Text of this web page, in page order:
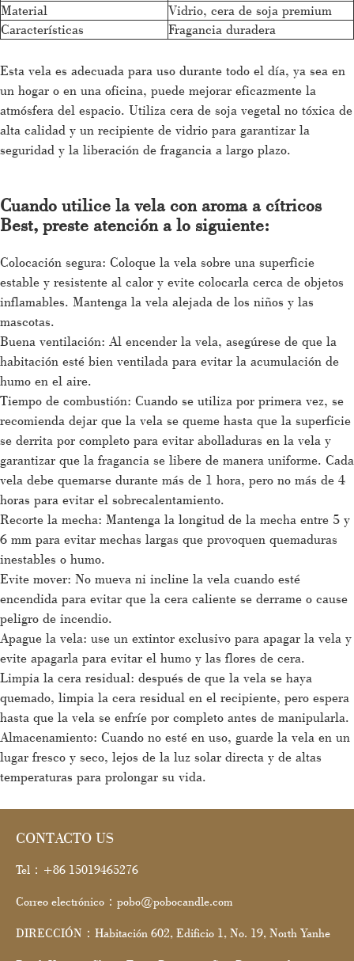
Material
Vidrio, cera de soja premium
Características
Fragancia duradera
Esta vela es adecuada para uso durante todo el día, ya sea en
un hogar o en una oficina, puede mejorar eficazmente la
atmósfera del espacio. Utiliza cera de soja vegetal no tóxica de
alta calidad y un recipiente de vidrio para garantizar la
seguridad y la liberación de fragancia a largo plazo.
Cuando utilice la vela con aroma a cítricos
Best, preste atención a lo siguiente:
Colocación segura: Coloque la vela sobre una superficie
estable y resistente al calor y evite colocarla cerca de objetos
inflamables. Mantenga la vela alejada de los niños y las
mascotas.
Buena ventilación: Al encender la vela, asegúrese de que la
habitación esté bien ventilada para evitar la acumulación de
humo en el aire.
Tiempo de combustión: Cuando se utiliza por primera vez, se
recomienda dejar que la vela se queme hasta que la superficie
se derrita por completo para evitar abolladuras en la vela y
garantizar que la fragancia se libere de manera uniforme. Cada
vela debe quemarse durante más de 1 hora, pero no más de 4
horas para evitar el sobrecalentamiento.
Recorte la mecha: Mantenga la longitud de la mecha entre 5 y
6 mm para evitar mechas largas que provoquen quemaduras
inestables o humo.
Evite mover: No mueva ni incline la vela cuando esté
encendida para evitar que la cera caliente se derrame o cause
peligro de incendio.
Apague la vela: use un extintor exclusivo para apagar la vela y
evite apagarla para evitar el humo y las flores de cera.
Limpia la cera residual: después de que la vela se haya
quemado, limpia la cera residual en el recipiente, pero espera
hasta que la vela se enfríe por completo antes de manipularla.
Almacenamiento: Cuando no esté en uso, guarde la vela en un
lugar fresco y seco, lejos de la luz solar directa y de altas
temperaturas para prolongar su vida.
CONTACTO US
Tel：+86 15019465276
Correo electrónico：pobo@pobocandle.com
DIRECCIÓN：Habitación 602, Edificio 1, No. 19, North Yanhe